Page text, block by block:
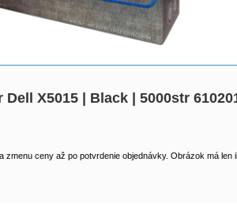
Dell X5015 | Black | 5000str
zmenu ceny až po potvrdenie objednávky. Obrázok má len